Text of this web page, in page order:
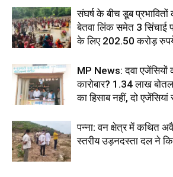
संघर्ष के बीच डूब
बेतवा लिंक समेत 3 सिंचाई
के लिए 202.50 करोड़
MP News: दवा
कारोबार? 1.34 लाख
का हिसाब नहीं, दो एजेंसियां
पन्ना: वन क्षेत्र में कथित
स्तरीय उड़नदस्ता दल ने